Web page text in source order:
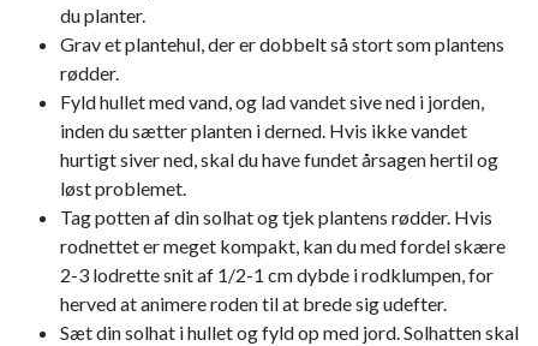
du planter.
Grav et plantehul, der er dobbelt så stort som plantens
rødder.
Fyld hullet med vand, og lad vandet sive ned i jorden,
inden du sætter planten i derned. Hvis ikke vandet
hurtigt siver ned, skal du have fundet årsagen hertil og
løst problemet.
Tag potten af din solhat og tjek plantens rødder. Hvis
rodnettet er meget kompakt, kan du med fordel skære
2-3 lodrette snit af 1/2-1 cm dybde i rodklumpen, for
herved at animere roden til at brede sig udefter.
Sæt din solhat i hullet og fyld op med jord. Solhatten skal